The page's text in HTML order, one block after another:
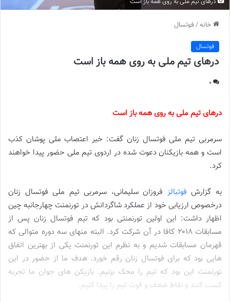
خانه/ فوتسال
فوتسال
درهای تیم ملی به روی همه باز است
0
درهای تیم ملی به روی همه باز است
سرمربی تیم ملی فوتسال زنان گفت: خبر اعتصاب ملی پوشان کذب
است و همه بازیکنان دعوت شده در اردوی تیم ملی حضور پیدا خواهند
کرد.
به گزارش فوتبالز فروزان سلیمانی، سرمربی تیم ملی فوتسال زنان
درخصوص ارزیابی خود از عملکرد شاگردانش در تورنمنت چهارجانبه چین
اظهار داشت: این اولین تورنمنتی بود که تیم فوتسال زنان پس از
مسابقات ۲۰۱۸ کافا در آن شرکت کرد. البته منهای سه دوره متوالی که
قهرمان مسابقات شدیم و به نظرم این تورنمنت یکی از بهترین اتفاق
هایی بود که برای فوتسال زنان رقم خورد. هدف ما از حضور در این
تورنمنت این بود که تیم را محک بزنیم. بازیکن های جوان ما تجربه
کسب کنند و نقاط ضعف و قوت تیم را پیدا کنیم.